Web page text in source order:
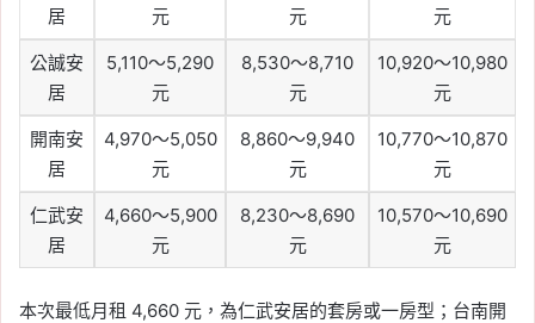
居
元
元
元
公誠安
居
5,110～5,290
元
8,530～8,710
元
10,920～10,980
元
開南安
居
4,970～5,050
元
8,860～9,940
元
10,770～10,870
元
仁武安
居
4,660～5,900
元
8,230～8,690
元
10,570～10,690
元
本次最低月租 4,660 元，為仁武安居的套房或一房型；台南開